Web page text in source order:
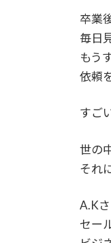
卒業
毎日
もう
依頼
すご
世の
それ
A.K
セー